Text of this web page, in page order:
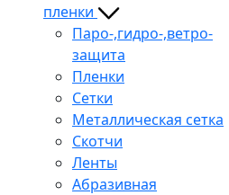
пленки
Паро-,гидро-,ветро-
защита
Пленки
Сетки
Металлическая сетка
Скотчи
Ленты
Абразивная